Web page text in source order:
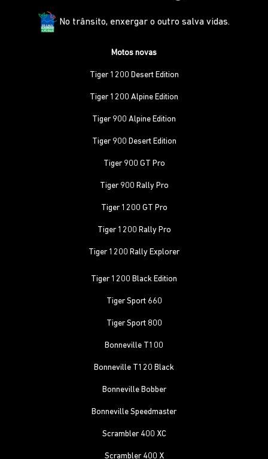
No trânsito, enxergar o outro salva vidas.
Motos novas
Tiger 1200 Desert Edition
Tiger 1200 Alpine Edition
Tiger 900 Alpine Edition
Tiger 900 Desert Edition
Tiger 900 GT Pro
Tiger 900 Rally Pro
Tiger 1200 GT Pro
Tiger 1200 Rally Pro
Tiger 1200 Rally Explorer
Tiger 1200 Black Edition
Tiger Sport 660
Tiger Sport 800
Bonneville T100
Bonneville T120 Black
Bonneville Bobber
Bonneville Speedmaster
Scrambler 400 XC
Scrambler 400 X